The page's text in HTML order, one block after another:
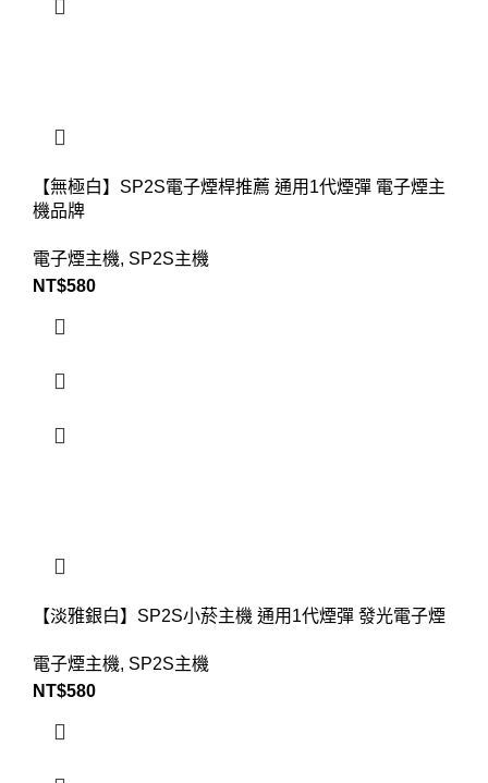
【無極白】SP2S電子煙桿推薦 通用1代煙彈 電子煙主
機品牌
電子煙主機, SP2S主機
NT$580
【淡雅銀白】SP2S小菸主機 通用1代煙彈 發光電子煙
電子煙主機, SP2S主機
NT$580